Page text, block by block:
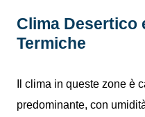
Clima Desertico
Termiche
Il clima in queste zone è
predominante, con